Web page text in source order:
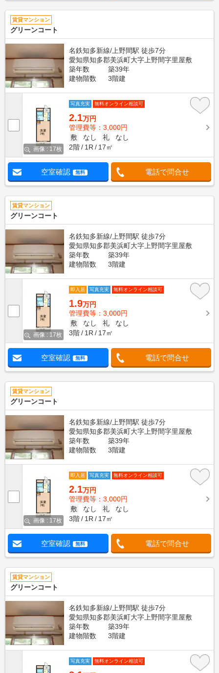
賃貸マンション
グリーンコート
名鉄知多新線/上野間駅 徒歩7分
愛知県知多郡美浜町大字上野間字里屋敷
築年数
築39年
建物階数
3階建
画像 : 17枚
写真充実 無料オンライン相談可
2.1万円
管理費等：3,000円
敷
なし 礼
なし
2階
1R 17㎡
空室確認 無料 電話で問合せ
賃貸マンション
グリーンコート
名鉄知多新線/上野間駅 徒歩7分
愛知県知多郡美浜町大字上野間字里屋敷
築年数
築39年
建物階数
3階建
画像 : 17枚
即入居 写真充実 無料オンライン相談可
1.9万円
管理費等：3,000円
敷
なし 礼
なし
3階
1R 17㎡
空室確認 無料 電話で問合せ
賃貸マンション
グリーンコート
名鉄知多新線/上野間駅 徒歩7分
愛知県知多郡美浜町大字上野間字里屋敷
築年数
築39年
建物階数
3階建
画像 : 17枚
即入居 写真充実 無料オンライン相談可
2.1万円
管理費等：3,000円
敷
なし 礼
なし
3階
1R 17㎡
空室確認 無料 電話で問合せ
賃貸マンション
グリーンコート
名鉄知多新線/上野間駅 徒歩7分
愛知県知多郡美浜町大字上野間字里屋敷
築年数
築39年
建物階数
3階建
写真充実 無料オンライン相談可